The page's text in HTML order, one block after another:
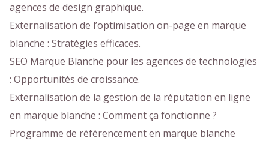
agences de design graphique.
Externalisation de l’optimisation on-page en marque
blanche : Stratégies efficaces.
SEO Marque Blanche pour les agences de technologies
: Opportunités de croissance.
Externalisation de la gestion de la réputation en ligne
en marque blanche : Comment ça fonctionne ?
Programme de référencement en marque blanche